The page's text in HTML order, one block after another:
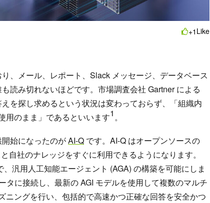
+1 Like
、メール、レポート、Slack メッセージ、データベース
読み切れないほどです。市場調査会社 Gartner による
を探し求めるという状況は変わっておらず、「組織内
用のまま」であるといいます1。
始になったのがAI-Q です。AI-Q はオープンソースの
自社のナレッジをすぐに利用できるようになります。
汎用人工知能エージェント (AGA) の構築を可能にしま
タに接続し、最新の AGI モデルを使用して複数のマルチ
ニングを行い、包括的で高速かつ正確な回答を安全かつ